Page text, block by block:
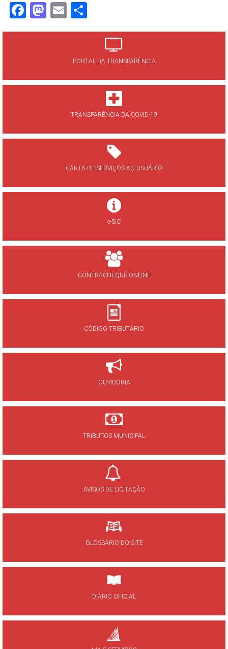
Facebook
Mastodon
Email
PORTAL DA TRANSPARÊNCIA
TRANSPARÊNCIA DA COVID-19
CARTA DE SERVIÇOS AO USUÁRIO
e-SIC
CONTRACHEQUE ONLINE
CÓDIGO TRIBUTÁRIO
OUVIDORIA
TRIBUTOS MUNICIPAL
AVISOS DE LICITAÇÃO
GLOSSÁRIO DO SITE
DIÁRIO OFICIAL